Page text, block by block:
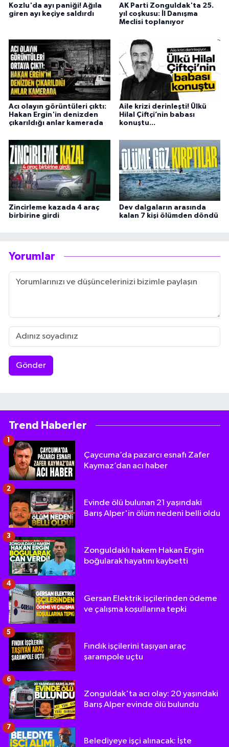
Kozlu'da ayı paniği! Ağıla
giren ayı keçiye saldırdı
AK Parti Zonguldak'ta 25.
yıl coşkusu: İl Danışma
Meclisi toplanıyor
Acı olayın görüntüleri çıktı:
Hakan Ergin'in denizden
çıkarıldığı anlar kamerada
Aile krizi derinleşti! Ülkü
Hilal Çiftçi’nin babası
konuştu...
Zincirleme kazada 4 araç
birbirine girdi
Dev dalgaların arasında
kalan 7 kişi ölümden döndü
Yorumlar
Gönder
Trend Haberler
Çaycuma’da pazarcı esnafı Zafer
Kaymaz’dan acı haber
Evinde ölü bulunan 21 yaşındaki
Barış Alper'in ölüm nedeni belli oldu
2
Zonguldaklı hakem Hakan Ergin
boğularak hayatını kaybetti
3
Gersan Elektrik işçilerinden ödeme
ve çalışma koşullarına tepki
4
Fındık işçilerini taşıyan araç
şarampole uçtu
5
Zonguldak'ta acı olay: 20 yaşındaki
Barış Alper evinde ölü bulundu
6
Belediyeye işçi alınacak: İşte
7